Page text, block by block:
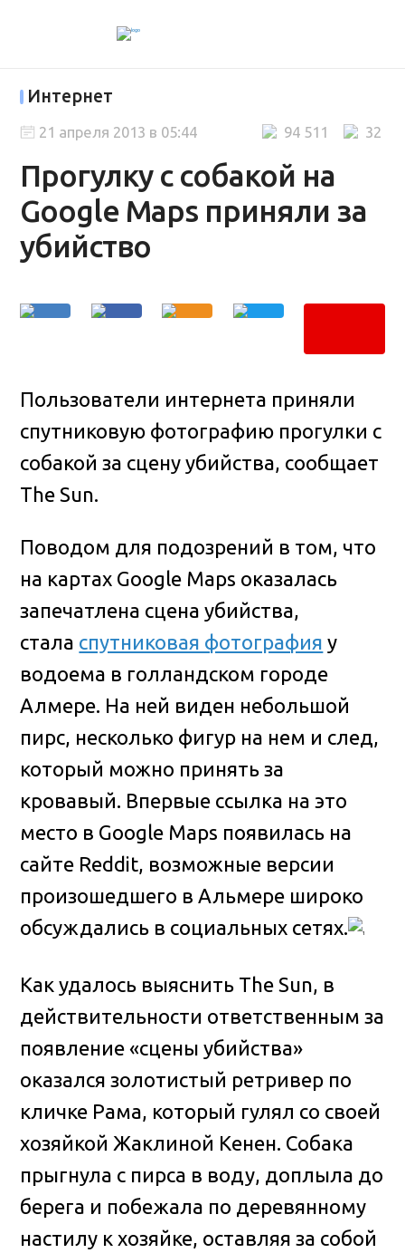
Интернет
Прогулку с собакой на
Google Maps приняли за
убийство
32
94 511
21 апреля 2013 в 05:44
Пользователи интернета приняли
спутниковую фотографию прогулки с
собакой за сцену убийства, сообщает
The Sun.
Поводом для подозрений в том, что
на картах Google Maps оказалась
запечатлена сцена убийства,
стала спутниковая фотография у
водоема в голландском городе
Алмере. На ней виден небольшой
пирс, несколько фигур на нем и след,
который можно принять за
кровавый. Впервые ссылка на это
место в Google Maps появилась на
сайте Reddit, возможные версии
произошедшего в Альмере широко
обсуждались в социальных сетях.
Как удалось выяснить The Sun, в
действительности ответственным за
появление «сцены убийства»
оказался золотистый ретривер по
кличке Рама, который гулял со своей
хозяйкой Жаклиной Кенен. Собака
прыгнула с пирса в воду, доплыла до
берега и побежала по деревянному
настилу к хозяйке, оставляя за собой